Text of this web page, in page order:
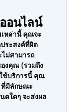
อนไลน์
หล่านี้ คุณจะ
ระสงค์ที่ผิด
ม่สามารถ
งคุณ (รวมถึง
ช้บริการนี้ คุณ
ที่มีลักษณะ
ดใดๆ จะส่งผล